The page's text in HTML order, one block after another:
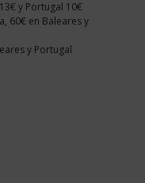
y Portugal 10€
60€ en Baleares y
y Portugal